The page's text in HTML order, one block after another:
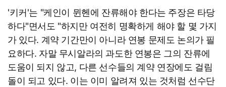
'키커'는 "케인이 뮌헨에 잔류해야 한다는 주장은 타당
하다"면서도 "하지만 여전히 명확하게 해야 할 몇 가지
가 있다. 계약 기간만이 아니라 연봉 문제도 논의가 필
요하다. 자말 무시알라의 과도한 연봉은 그의 잔류에
도움이 되지 않고, 다른 선수들의 계약 연장에도 걸림
돌이 되고 있다. 이는 이미 알려져 있는 것처럼 선수단